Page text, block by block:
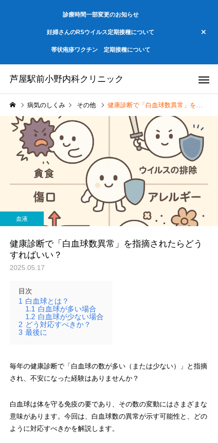
診療時間一部変更のお知らせ
妊婦さんのRSウイルス定期接種について
帯状疱疹ワクチン 定期接種について
芦屋駅前小野内科クリニック
病気のしくみ その他 健康診断で「白血球数異常」を指摘されたらどうすればいい？
血液
健康診断で「白血球数異常」を指摘されたらどう
すればいい？
2025.05.17
目次
1 白血球とは？
1.1 白血球が多い場合
1.2 白血球が少ない場合
2 どう対応すべきか？
3 最後に
毎年の健康診断で「白血球の数が多い（または少ない）」と指摘
され、不安になった経験はありませんか？
白血球は体を守る免疫の要であり、その数の変動にはさまざまな
意味があります。今回は、白血球数の異常が示す可能性と、どの
ように対応すべきかを解説します。